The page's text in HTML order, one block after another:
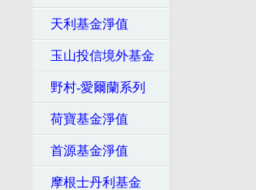
天利基金淨值
玉山投信境外基金
野村-愛爾蘭系列
荷寶基金淨值
首源基金淨值
摩根士丹利基金